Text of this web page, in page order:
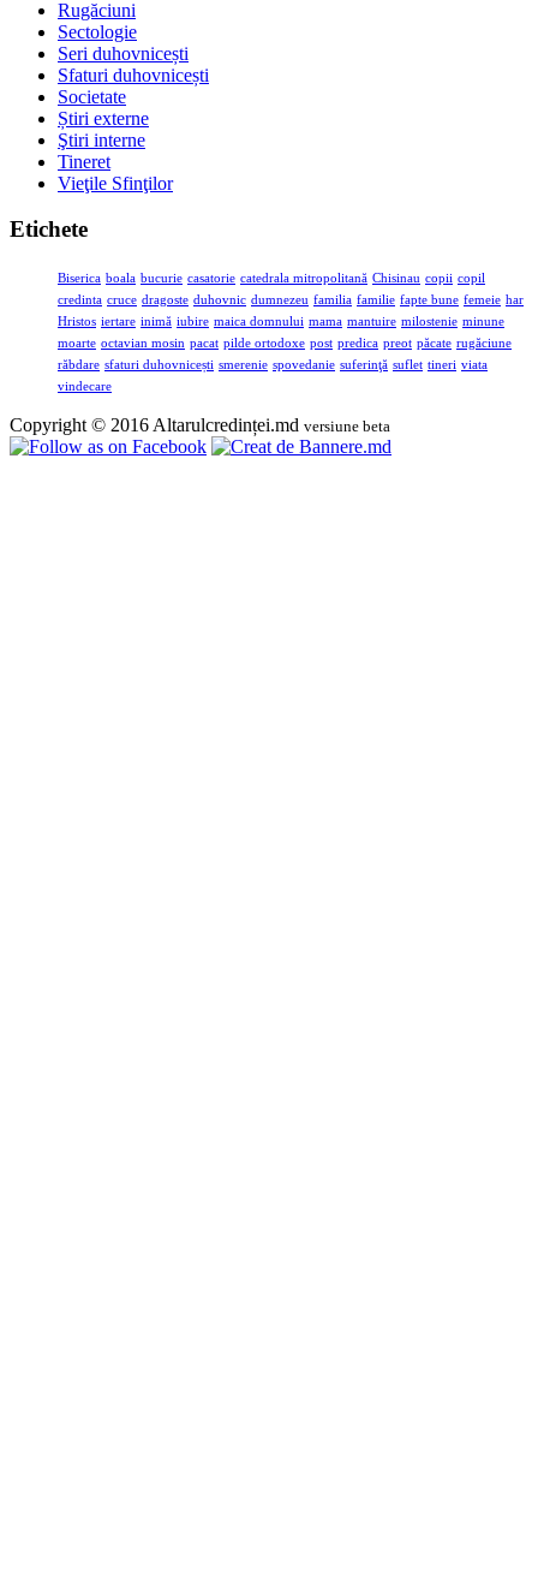
Rugăciuni
Sectologie
Seri duhovnicești
Sfaturi duhovnicești
Societate
Știri externe
Ştiri interne
Tineret
Vieţile Sfinţilor
Etichete
Biserica boala bucurie casatorie catedrala mitropolitană Chisinau copii copil
credinta cruce dragoste duhovnic dumnezeu familia familie fapte bune femeie har
Hristos iertare inimă iubire maica domnului mama mantuire milostenie minune
moarte octavian mosin pacat pilde ortodoxe post predica preot păcate rugăciune
răbdare sfaturi duhovnicești smerenie spovedanie suferinţă suflet tineri viata
vindecare
Copyright © 2016 Altarulcredinței.md versiune beta